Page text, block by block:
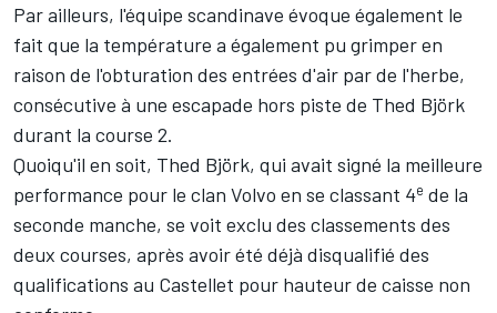
Par ailleurs, l'équipe scandinave évoque également le
fait que la température a également pu grimper en
raison de l'obturation des entrées d'air par de l'herbe,
consécutive à une escapade hors piste de Thed Björk
durant la course 2.
Quoiqu'il en soit, Thed Björk, qui avait signé la meilleure
performance pour le clan Volvo en se classant 4e de la
seconde manche, se voit exclu des classements des
deux courses, après avoir été déjà disqualifié des
qualifications au Castellet pour hauteur de caisse non